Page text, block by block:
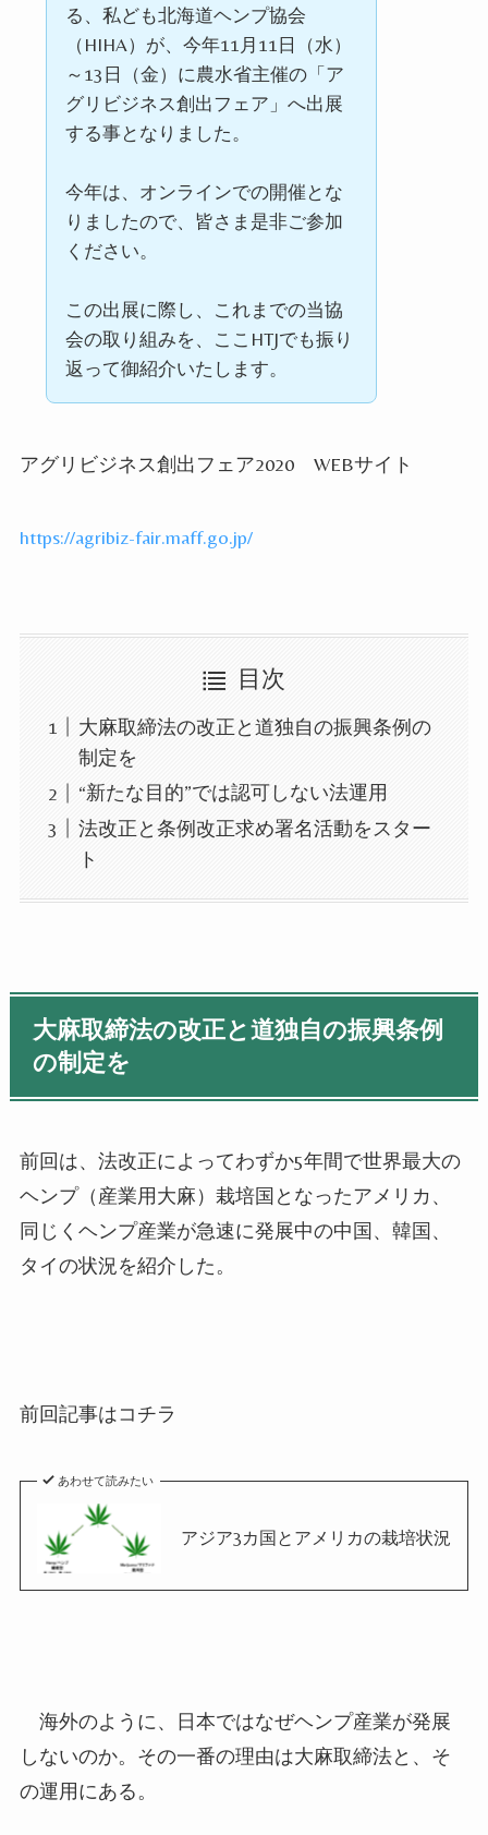
る、私ども北海道ヘンプ協会
（ HIHA）が、今年11 月 11 日（水）
～ 13 日（金）に農水省主催の「ア
グリビジネス創出フェア」へ出展
する事となりました。
今年は、オンラインでの開催とな
りましたので、皆さま是非ご参加
ください。
この出展に際し、これまでの当協
会の取り組みを、ここ HTJでも振り
返って御紹介いたします。
アグリビジネス創出フェア2020 WEBサイト
https://agribiz-fair.maff.go.jp/
目次
大麻取締法の改正と道独自の振興条例の
制定を
“新たな目的”では認可しない法運用
法改正と条例改正求め署名活動をスター
ト
大麻取締法の改正と道独自の振興条例
の制定を
前回は、法改正によってわずか5年間で世界最大の
ヘンプ（産業用大麻）栽培国となったアメリカ、
同じくヘンプ産業が急速に発展中の中国、韓国、
タイの状況を紹介した。
前回記事はコチラ
あわせて読みたい
アジア3カ国とアメリカの栽培状況
海外のように、日本ではなぜヘンプ産業が発展
しないのか。その一番の理由は大麻取締法と、そ
の運用にある。